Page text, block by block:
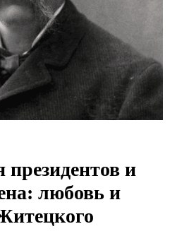
президентов и
любовь и